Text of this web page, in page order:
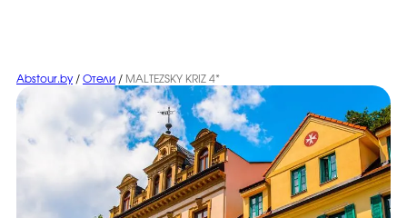
Abstour.by / Отели / MALTEZSKY KRIZ 4*